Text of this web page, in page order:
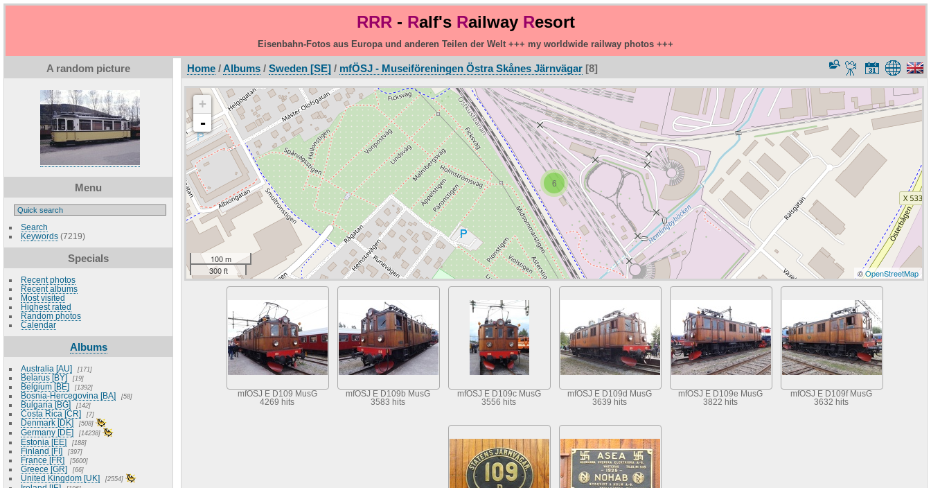
RRR - Ralf's Railway Resort
Eisenbahn-Fotos aus Europa und anderen Teilen der Welt +++ my worldwide railway photos +++
A random picture
Menu
Search
Keywords(7219)
Specials
Recent photos
Recent albums
Most visited
Highest rated
Random photos
Calendar
Albums
Australia [AU] 171
Belarus [BY] 19
Belgium [BE] 1392
Bosnia-Hercegovina [BA] 58
Bulgaria [BG] 142
Costa Rica [CR] 7
Denmark [DK] 508
Germany [DE] 14238
Estonia [EE] 188
Finland [FI] 397
France [FR] 5600
Greece [GR] 66
United Kingdom [UK] 2554
Home/Albums/ Sweden [SE]/ mfÖSJ - Museiföreningen Östra Skånes Järnvägar 8
6
+
-
100 m
300 ft
©OpenStreetMap
mfOSJ E D109 MusG
4269 hits
mfOSJ E D109b MusG
3583 hits
mfOSJ E D109c MusG
3556 hits
mfOSJ E D109d MusG
3639 hits
mfOSJ E D109e MusG
3822 hits
mfOSJ E D109f MusG
3632 hits